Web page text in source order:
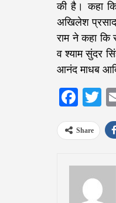
की है। कहा
अखिलेश प्रसाद
राम ने कहा कि
व श्याम सुंदर
आनंद माधब
Share